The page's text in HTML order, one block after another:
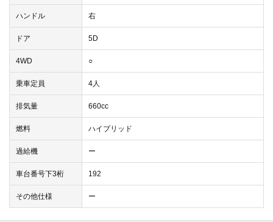
ハンドル 右
ドア 5D
4WD ○
乗車定員 4人
排気量 660cc
燃料 ハイブリッド
過給機 ー
車台番号下3桁 192
その他仕様 ー